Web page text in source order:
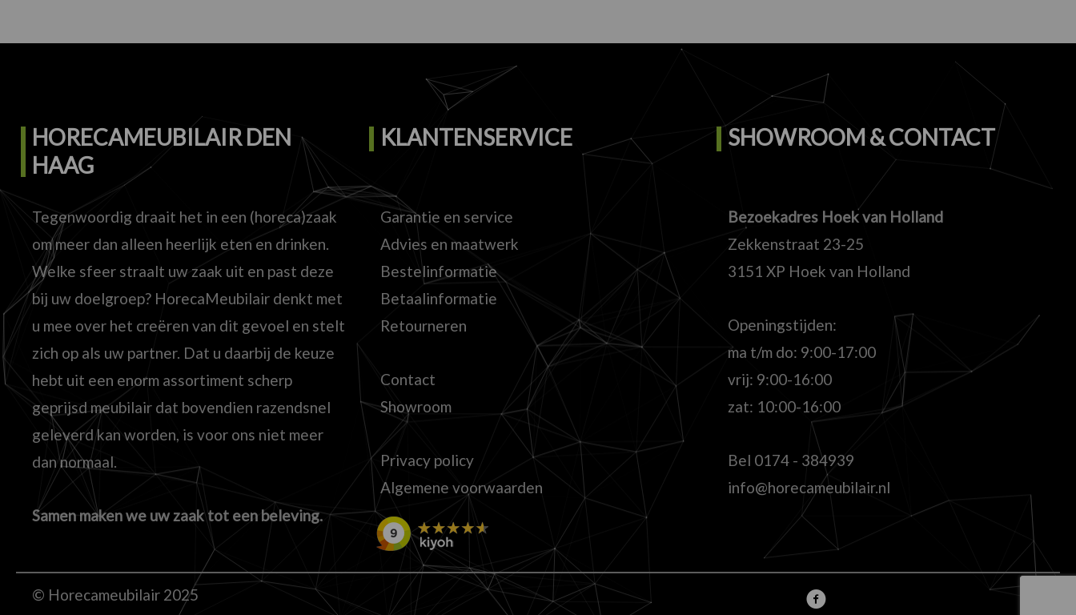
HORECAMEUBILAIR DEN
HAAG
Tegenwoordig draait het in een (horeca)zaak
om meer dan alleen heerlijk eten en drinken.
Welke sfeer straalt uw zaak uit en past deze
bij uw doelgroep? HorecaMeubilair denkt met
u mee over het creëren van dit gevoel en stelt
zich op als uw partner. Dat u daarbij de keuze
hebt uit een enorm assortiment scherp
geprijsd meubilair dat bovendien razendsnel
geleverd kan worden, is voor ons niet meer
dan normaal.
Samen maken we uw zaak tot een beleving.
KLANTENSERVICE
Garantie en service
Advies en maatwerk
Bestelinformatie
Betaalinformatie
Retourneren
Contact
Showroom
Privacy policy
Algemene voorwaarden
SHOWROOM & CONTACT
Bezoekadres Hoek van Holland
Zekkenstraat 23-25
3151 XP Hoek van Holland
Openingstijden:
ma t/m do: 9:00-17:00
vrij: 9:00-16:00
zat: 10:00-16:00
Bel 0174 - 384939
info@horecameubilair.nl
© Horecameubilair 2025